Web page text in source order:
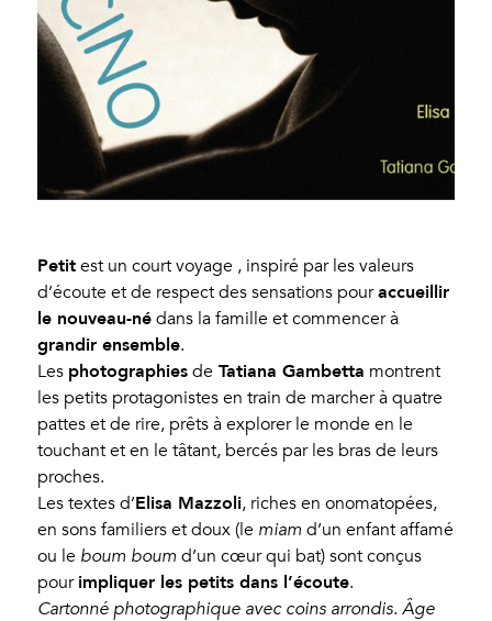
Petit est un court voyage , inspiré par les valeurs
d’écoute et de respect des sensations pouraccueillir
le nouveau-né dans la famille et commencer à
grandir ensemble.
Les photographies de Tatiana Gambetta montrent
les petits protagonistes en train de marcher à quatre
pattes et de rire, prêts à explorer le monde en le
touchant et en le tâtant, bercés par les bras de leurs
proches.
Les textes d’Elisa Mazzoli, riches en onomatopées,
en sons familiers et doux (le miam d’un enfant affamé
ou le boum boum d’un cœur qui bat) sont conçus
pour impliquer les petits dans l’écoute.
Cartonné photographique avec coins arrondis. Âge